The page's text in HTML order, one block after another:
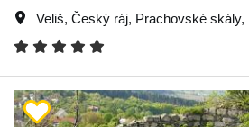
Veliš, Český ráj, Prachovské skály,